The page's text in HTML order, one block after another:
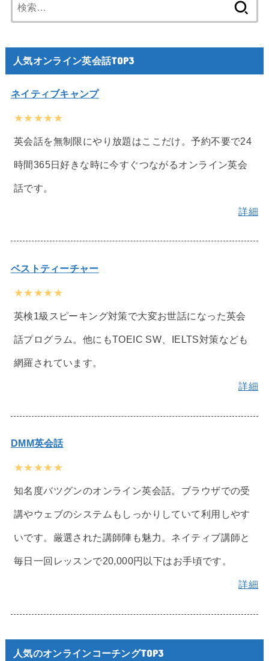
索:
人気オンライン英会話TOP3
ネイティブキャンプ
★★★★★
英会話を無制限にやり放題はここだけ。予約不要で24
時間365日好きな時に今すぐつながるオンライン英会
話です。
詳細
ベストティーチャー
★★★★★
英検1級スピーキング対策で大変お世話になった英会
話プログラム。他にもTOEIC SW、IELTS対策なども
網羅されています。
詳細
DMM英会話
★★★★★
知名度バツグンのオンライン英会話。ブラウザでの受
講やウェブのシステムもしっかりしていて利用しやす
いです。厳選された講師陣も魅力。ネイティブ講師と
毎日一回レッスンで20,000円以下はお手頃です。
詳細
人気のオンラインコーチングTOP3